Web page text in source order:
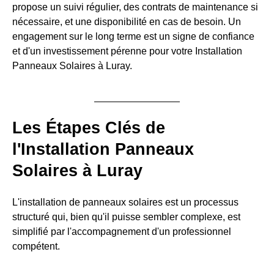
propose un suivi régulier, des contrats de maintenance si
nécessaire, et une disponibilité en cas de besoin. Un
engagement sur le long terme est un signe de confiance
et d'un investissement pérenne pour votre Installation
Panneaux Solaires à Luray.
Les Étapes Clés de
l'Installation Panneaux
Solaires à Luray
L'installation de panneaux solaires est un processus
structuré qui, bien qu'il puisse sembler complexe, est
simplifié par l'accompagnement d'un professionnel
compétent.